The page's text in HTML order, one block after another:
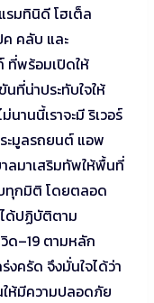
รมทินิดี โฮเต็ล
คลับ และ
ที่พร้อมเปิดให้
นที่น่าประทับใจให้
านนี้เราจะมี ริเวอร์
ะมูลรถยนต์ แอพ
ลมาเสริมทัพให้พื้นที่
ทุกมิติ โดยตลอด
ได้ปฏิบัติตาม
ด–19 ตามหลัก
งครัด จึงมั่นใจได้ว่า
ห้มีความปลอดภัย